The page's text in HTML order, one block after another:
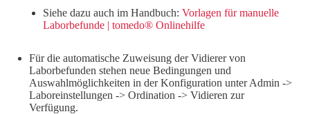
Siehe dazu auch im Handbuch: Vorlagen für manuelle
Laborbefunde | tomedo® Onlinehilfe
Für die automatische Zuweisung der Vidierer von
Laborbefunden stehen neue Bedingungen und
Auswahlmöglichkeiten in der Konfiguration unter Admin ->
Laboreinstellungen -> Ordination -> Vidieren zur
Verfügung.